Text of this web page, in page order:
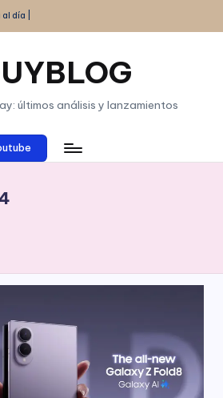
día |
últimos análisis y lanzamientos